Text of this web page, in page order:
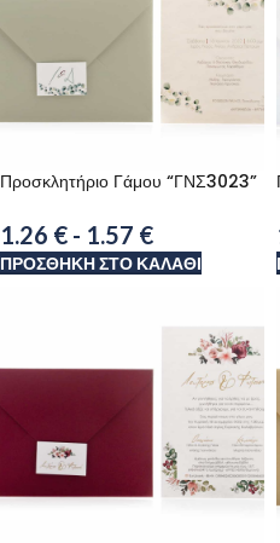
Προσκλητήριο Γάμου “ΓΝΣ3023”
1.26 € - 1.57 €
ΠΡΟΣΘΉΚΗ ΣΤΟ ΚΑΛΆΘΙ